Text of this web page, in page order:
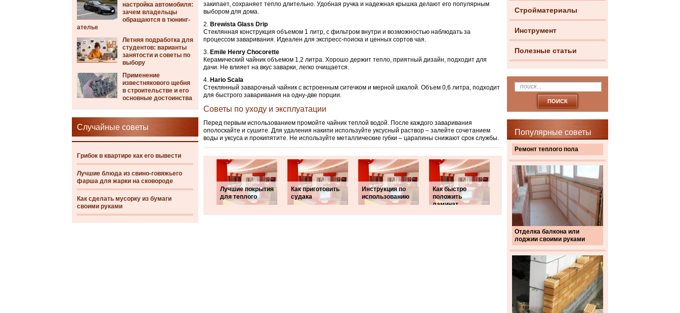
настройка автомобиля:
зачем владельцы
обращаются в тюнинг-
ателье
Летняя подработка для
студентов: варианты
занятости и советы по
выбору
Применение
известнякового щебня
в строительстве и его
основные достоинства
Случайные советы
Грибок в квартире как его вывести
Лучшие блюда из свино-говяжьего
фарша для жарки на сковороде
Как сделать мусорку из бумаги
своими руками
Стройматериалы
Инструмент
Полезные статьи
Популярные советы
Ремонт теплого пола
Отделка балкона или
лоджии своими руками
закипает, сохраняет тепло длительно. Удобная ручка и надежная крышка делают его популярным
выбором для дома.
Brewista Glass Drip
Стеклянная конструкция объемом 1 литр, с фильтром внутри и возможностью наблюдать за
процессом заваривания. Идеален для экспресс-поиска и ценных сортов чая.
Emile Henry Chocorette
Керамический чайник объемом 1,2 литра. Хорошо держит тепло, приятный дизайн, подходит для
дачи. Не влияет на вкус заварки, легко очищается.
Hario Scala
Стеклянный заварочный чайник с встроенным ситечком и мерной шкалой. Объем 0,6 литра, подходит
для быстрого заваривания на одну-две порции.
Советы по уходу и эксплуатации
Перед первым использованием промойте чайник теплой водой. После каждого заваривания
ополоскайте и сушите. Для удаления накипи используйте уксусный раствор – залейте сочетанием
воды и уксуса и прокипятите. Не используйте металлические губки – царапины снижают срок службы.
Лучшие покрытия
для теплого
Как приготовить
судака
Инструкция по
использованию
Как быстро
положить
ламинат